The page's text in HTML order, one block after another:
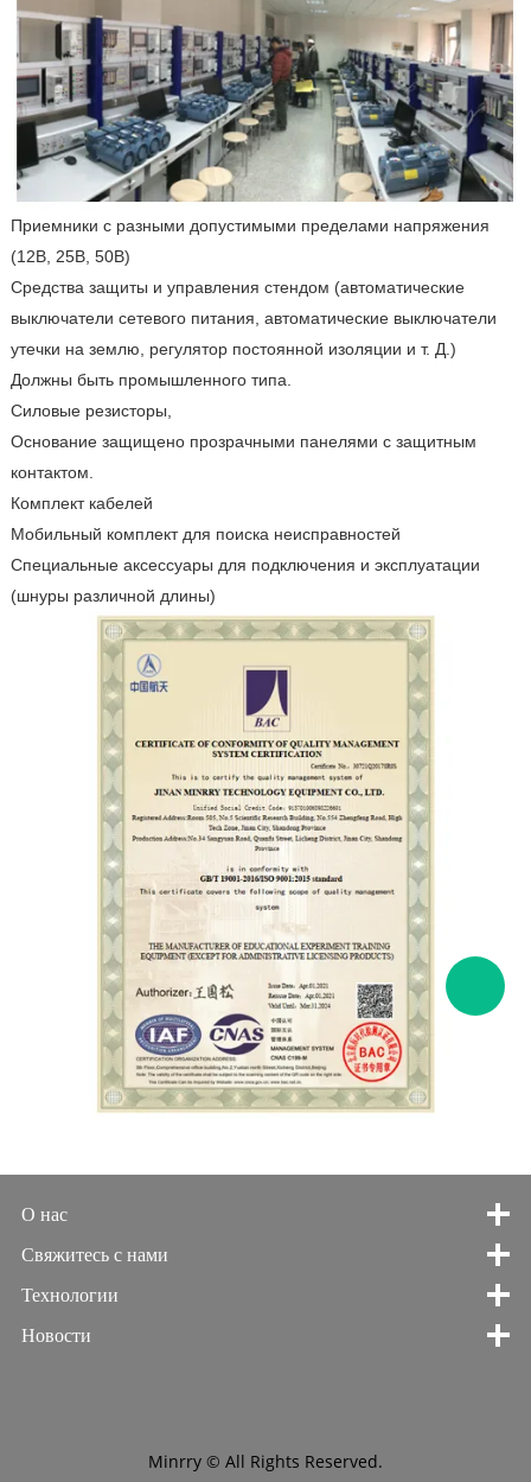
Приемники с разными допустимыми пределами напряжения
(12В, 25В, 50В)
Средства защиты и управления стендом (автоматические
выключатели сетевого питания, автоматические выключатели
утечки на землю, регулятор постоянной изоляции и т. Д.)
Должны быть промышленного типа.
Силовые резисторы,
Основание защищено прозрачными панелями с защитным
контактом.
Комплект кабелей
Мобильный комплект для поиска неисправностей
Специальные аксессуары для подключения и эксплуатации
(шнуры различной длины)
О нас
Свяжитесь с нами
Технологии
Новости
Minrry © All Rights Reserved.